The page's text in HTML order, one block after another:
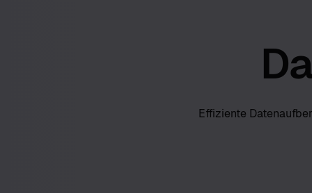
Effiziente